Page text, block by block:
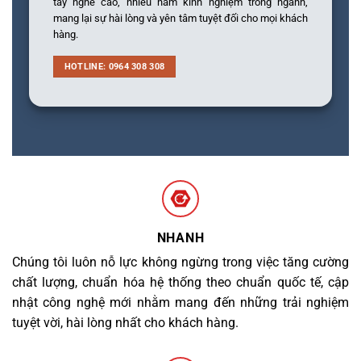
mang lại sự hài lòng và yên tâm tuyệt đối cho mọi khách
hàng.
HOTLINE: 0964 308 308
NHANH
Chúng tôi luôn nỗ lực không ngừng trong việc tăng cường
chất lượng, chuẩn hóa hệ thống theo chuẩn quốc tế, cập
nhật công nghệ mới nhằm mang đến những trải nghiệm
tuyệt vời, hài lòng nhất cho khách hàng.